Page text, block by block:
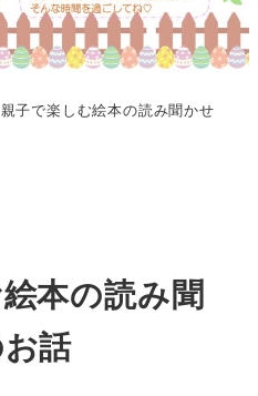
親子で楽しむ絵本の読み聞かせ
本の読み聞
話